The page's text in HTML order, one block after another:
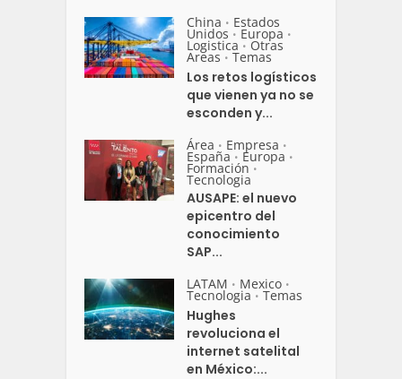
China • Estados
Unidos • Europa •
Logistica • Otras
Areas • Temas
Los retos logísticos
que vienen ya no se
esconden y...
Área • Empresa •
España • Europa •
Formación •
Tecnologia
AUSAPE: el nuevo
epicentro del
conocimiento
SAP...
LATAM • Mexico •
Tecnologia • Temas
Hughes
revoluciona el
internet satelital
en México:...